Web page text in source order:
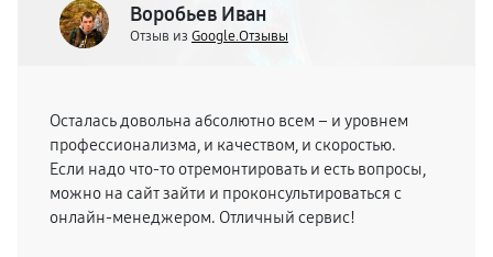
Воробьев Иван
Отзыв из Google.Отзывы
Осталась довольна абсолютно всем – и уровнем
профессионализма, и качеством, и скоростью.
Если надо что-то отремонтировать и есть вопросы,
можно на сайт зайти и проконсультироваться с
онлайн-менеджером. Отличный сервис!